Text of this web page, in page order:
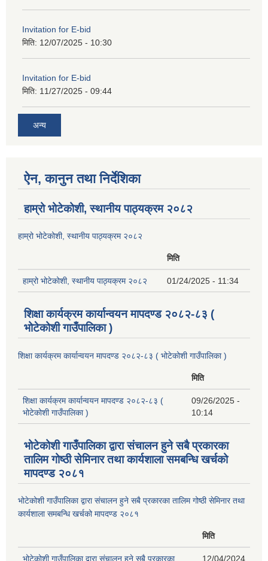
Invitation for E-bid
मिति: 12/07/2025 - 10:30
Invitation for E-bid
मिति: 11/27/2025 - 09:44
अन्य
ऐन, कानुन तथा निर्देशिका
हाम्रो भोटेकोशी, स्थानीय पाठ्यक्रम २०८२
हाम्रो भोटेकोशी, स्थानीय पाठ्यक्रम २०८२
मिति
हाम्रो भोटेकोशी, स्थानीय पाठ्यक्रम २०८२ 01/24/2025 - 11:34
शिक्षा कार्यक्रम कार्यान्वयन मापदण्ड २०८२-८३ (
भोटेकोशी गाउँपालिका )
शिक्षा कार्यक्रम कार्यान्वयन मापदण्ड २०८२-८३ ( भोटेकोशी गाउँपालिका )
मिति
शिक्षा कार्यक्रम कार्यान्वयन मापदण्ड २०८२-८३ (
भोटेकोशी गाउँपालिका )
09/26/2025 -
10:14
भोटेकोशी गाउँपालिका द्वारा संचालन हुने सबै प्रकारका
तालिम गोष्ठी सेमिनार तथा कार्यशाला समबन्धि खर्चको
मापदण्ड २०८१
भोटेकोशी गाउँपालिका द्वारा संचालन हुने सबै प्रकारका तालिम गोष्ठी सेमिनार तथा
कार्यशाला समबन्धि खर्चको मापदण्ड २०८१
मिति
भोटेकोशी गाउँपालिका द्वारा संचालन हुने सबै प्रकारका 12/04/2024